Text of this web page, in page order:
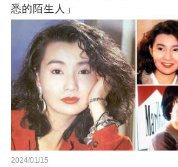
悉的陌生人」
2024/01/15